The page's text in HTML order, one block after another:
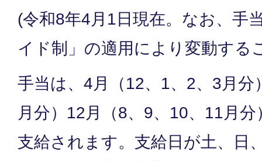
(令和8年4月1日現在。なお、手
イド制」の適用により変動する
手当は、4月（12、1、2、3月分
月分）12月（8、9、10、11月
支給されます。支給日が土、日